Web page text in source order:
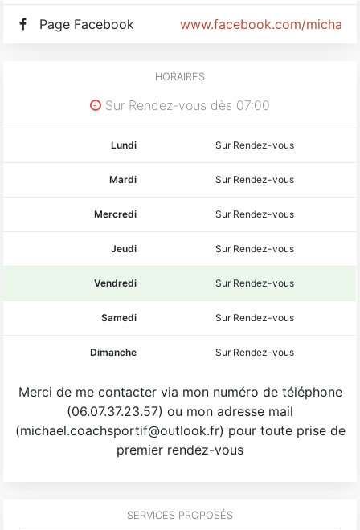
Côte d'Azur / Alpes-Maritimes (06)
michael.coachsportif@outlook.fr
www.facebook.com/
Page Facebook
HORAIRES
Sur Rendez-vous dès 07:00
Lundi Sur Rendez-vous
Mardi Sur Rendez-vous
Mercredi Sur Rendez-vous
Jeudi Sur Rendez-vous
Vendredi Sur Rendez-vous
Samedi Sur Rendez-vous
Dimanche Sur Rendez-vous
Merci de me contacter via mon numéro de téléphone
(06.07.37.23.57) ou mon adresse mail
(michael.coachsportif@outlook.fr) pour toute prise de
premier rendez-vous
SERVICES PROPOSÉS